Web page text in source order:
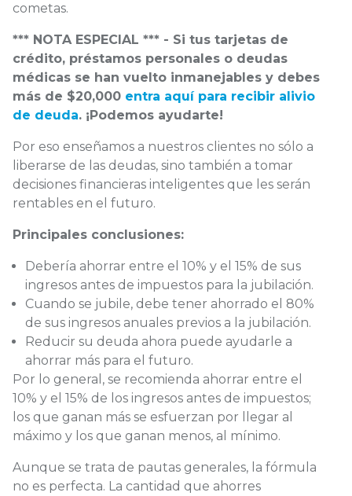
cometas.
*** NOTA ESPECIAL *** - Si tus tarjetas de
crédito, préstamos personales o deudas
médicas se han vuelto inmanejables y debes
más de $20,000 entra aquí para recibir alivio
de deuda. ¡Podemos ayudarte!
Por eso enseñamos a nuestros clientes no sólo a
liberarse de las deudas, sino también a tomar
decisiones financieras inteligentes que les serán
rentables en el futuro.
Principales conclusiones:
Debería ahorrar entre el 10% y el 15% de sus
ingresos antes de impuestos para la jubilación.
Cuando se jubile, debe tener ahorrado el 80%
de sus ingresos anuales previos a la jubilación.
Reducir su deuda ahora puede ayudarle a
ahorrar más para el futuro.
Por lo general, se recomienda ahorrar entre el
10% y el 15% de los ingresos antes de impuestos;
los que ganan más se esfuerzan por llegar al
máximo y los que ganan menos, al mínimo.
Aunque se trata de pautas generales, la fórmula
no es perfecta. La cantidad que ahorres